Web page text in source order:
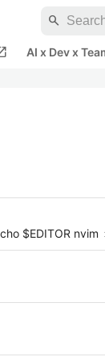
search
AI x Dev x
$EDITOR